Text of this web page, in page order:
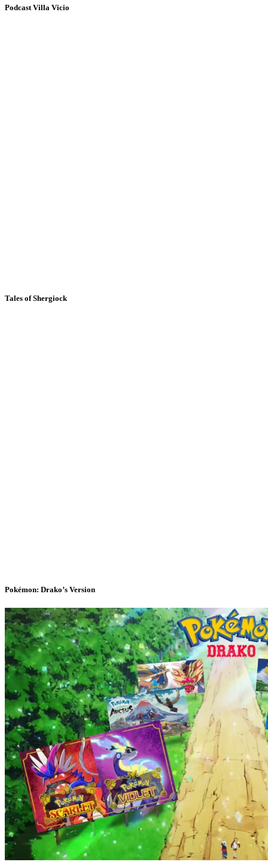
Podcast Villa Vicio
Tales of Shergiock
Pokémon: Drako’s Version